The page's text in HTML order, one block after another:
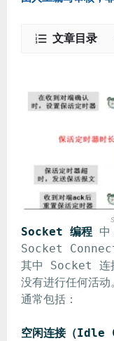
文章目录
Socket 编程 中
Socket
其中 Socket 连
没有进行任何活动
通常包括：
空闲连接（Idle